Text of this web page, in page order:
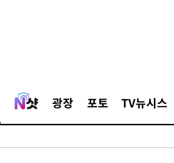
광장 포토 TV뉴시스